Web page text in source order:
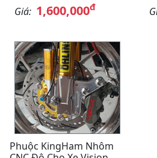
Giá: 1,600,000đ
Phuộc KingHam Nhôm